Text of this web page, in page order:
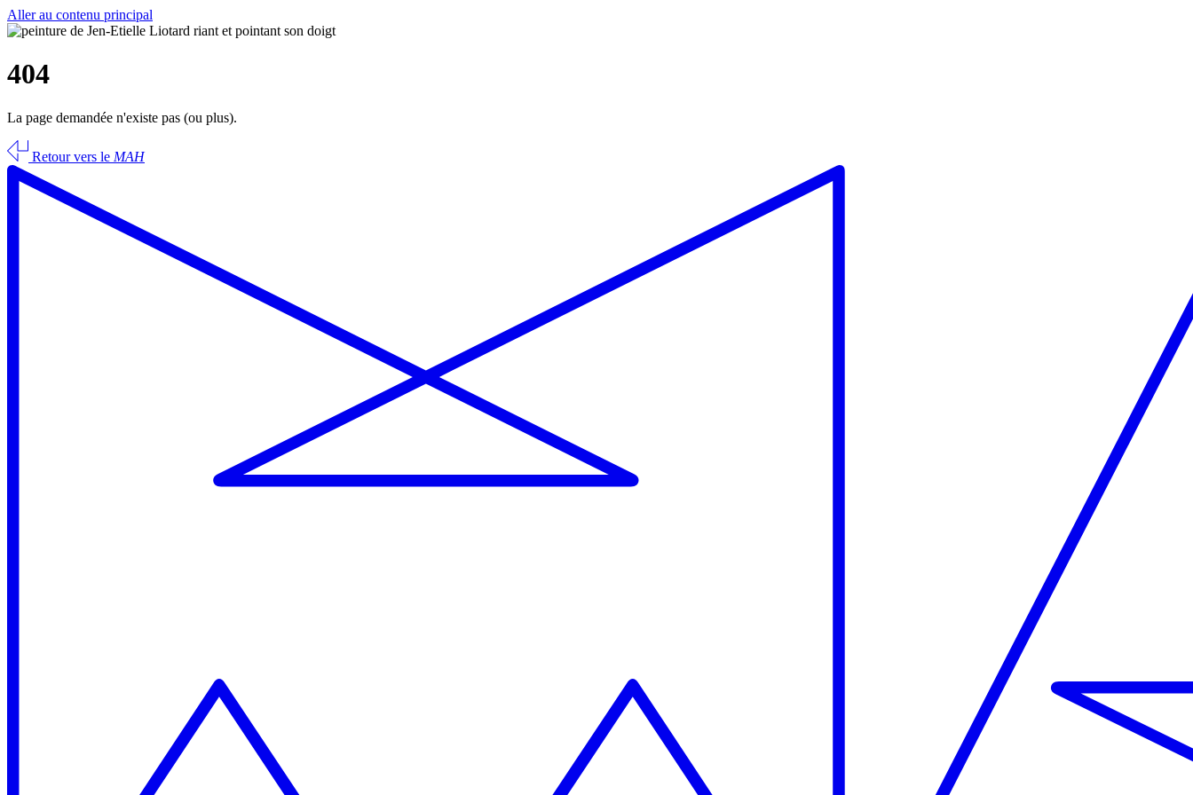
Aller au contenu principal
404
La page demandée n'existe pas (ou plus).
Retour vers le MAH